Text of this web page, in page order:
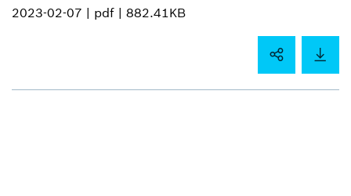
2023-02-07 | pdf | 882.41KB